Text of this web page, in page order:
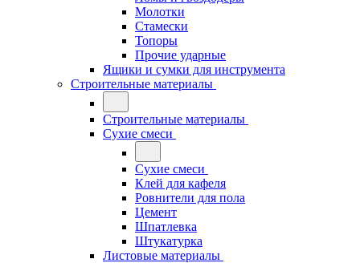
Молотки
Стамески
Топоры
Прочие ударные
Ящики и сумки для инструмента
Строительные материалы
Строительные материалы
Сухие смеси
Сухие смеси
Клей для кафеля
Ровнители для пола
Цемент
Шпатлевка
Штукатурка
Листовые материалы